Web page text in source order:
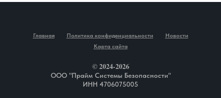
Главная Политика конфиденциальности
Новости
Карта сайта
© 2024-2026
ООО "Прайм Системы Безопасности"
ИНН 4706075005